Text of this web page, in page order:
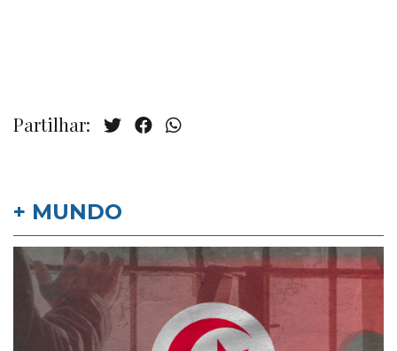
Partilhar:
+ MUNDO